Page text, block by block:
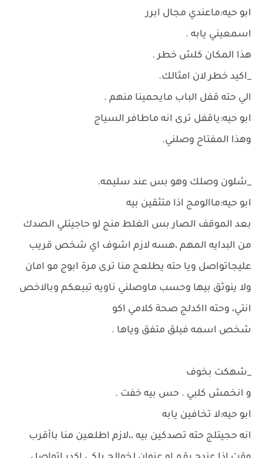
ابو حيه:ماعندي مجال ابرر
اسمعيني يابه .
هذا المكان كلش خطر .
_اكيد خطر لان امثالك.
الي حته قفل الباب مايحمينا منهم .
ابو حيه:ياقفل ترى انه ماطافر السياج
وهذا المفتاح وصلني.
_شلون وصلك وهو بس عند سليمه.
ابو حيه:ماالومج اذا متثقين بيه
بعد الموقف الصار بس الغلط منج لو حاجيتلي الصدك
من البدايه المهم ،هسه لازم اشوف اي شخص قريب
عليجاتواصل ويا حته يطلعج منا ترى مرة ابوج مو امان
ولا ينوثق بيها وحسب ماوصلني ناويه تبيعكم وبالاخص
انتي، وحته ااكدلج صحة كلامي اكو
شخص اسمه فيلق متفق وياها .
_شهكت بخوف
و انخمش كلبي . حس بيه خفت .
ابو حيه:لا تخافين يابه
انه حجيتلج حته تصدكين بيه ،،لازم اطلعين منا باأقرب